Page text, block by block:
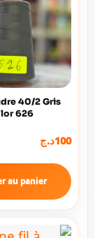
40/2 Gris
626
100د.ج
au panier